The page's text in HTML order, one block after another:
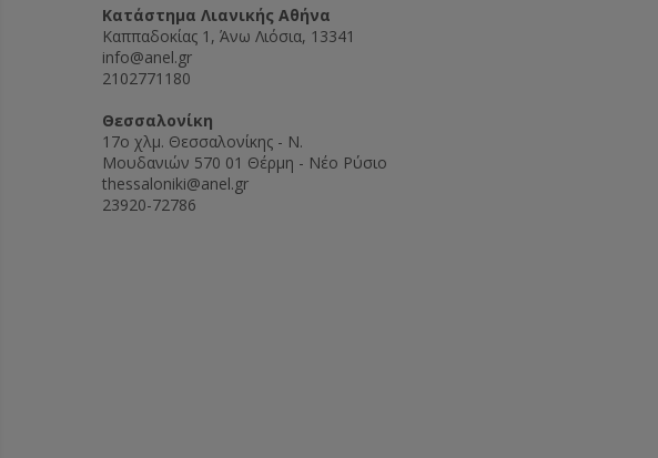
Kατάστημα Λιανικής Αθήνα
Καππαδοκίας 1, Άνω Λιόσια, 13341
info@anel.gr
2102771180
Θεσσαλονίκη
17ο χλμ. Θεσσαλονίκης - Ν.
Μουδανιών 570 01 Θέρμη - Νέο Ρύσιο
thessaloniki@anel.gr
23920-72786